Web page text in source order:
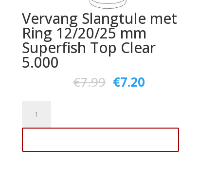
Vervang Slangtule met
Ring 12/20/25 mm
Superfish Top Clear
5.000
€7.99 €7.20
Slangtule
met
12/20/25